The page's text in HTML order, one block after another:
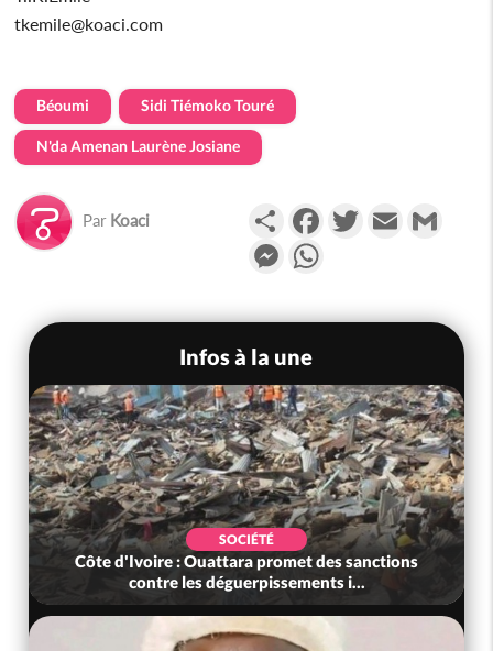
tkemile@koaci.com
Béoumi Sidi Tiémoko Touré
N'da Amenan Laurène Josiane
Par Koaci PartagerFacebookTwitterEmail
Messenger
Infos à la une
SOCIÉTÉ
Côte d'Ivoire : Ouattara promet des sanctions
contre les déguerpissements i...